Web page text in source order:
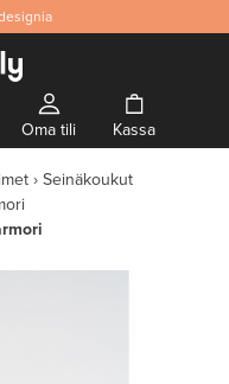
Oma tili Kassa
Seinäkoukut